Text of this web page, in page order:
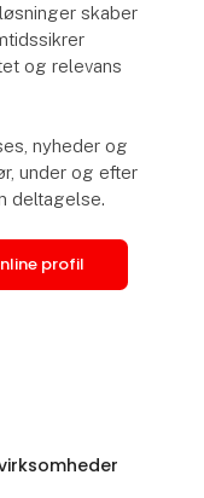
skaber
og relevans
nyheder og
under og efter
deltagelse.
profil